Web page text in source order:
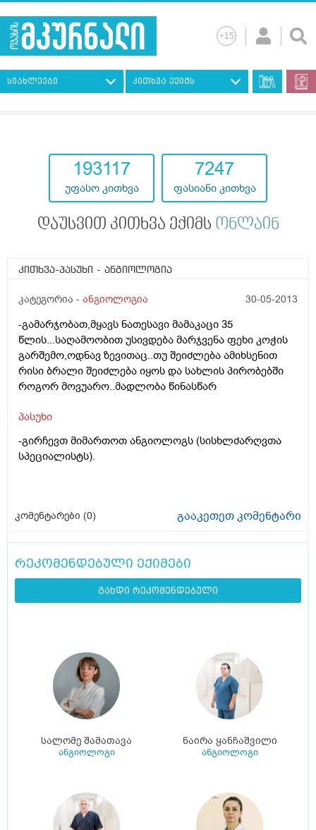
სიახლეები კითხვა ექიმს
193117
უფასო კითხვა
7247
ფასიანი კითხვა
დაუსვით კითხვა ექიმს ონლაინ
კითხვა-პასუხი - ანგიოლოგია
კატეგორია - ანგიოლოგია 30-05-2013
-გამარჯობათ,მყავს ნათესავი მამაკაცი 35
წლის...საღამოობით უსივდება მარჯვენა ფეხი კოჭის
გარშემო,ოდნავ ზევითაც..თუ შეიძლება ამიხსენით
რისი ბრალი შეიძლება იყოს და სახლის პირობებში
როგორ მოვუარო..მადლობა წინასწარ
პასუხი
-გირჩევთ მიმართოთ ანგიოლოგს (სისხლძარღვთა
სპეციალისტს).
კომენტარები (0) გააკეთეთ კომენტარი
რეკომენდებული ექიმები
გახდი რეკომენდებული
სალომე შამათავა
ანგიოლოგი
ნაირა ყანჩაშვილი
ანგიოლოგი